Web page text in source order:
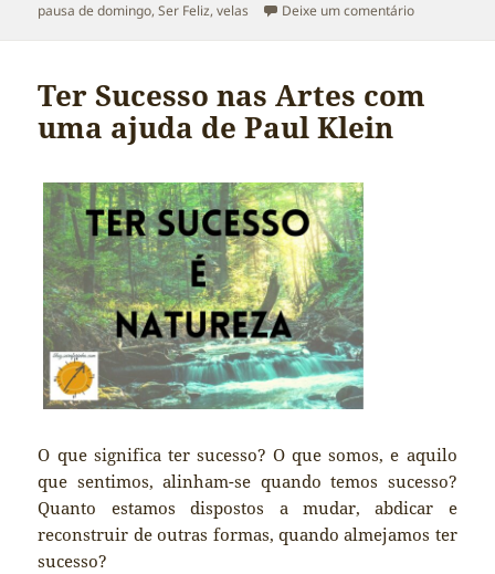
pausa de domingo,Ser Feliz,velas Deixe um comentáriosobre Muda
Ter Sucesso nas Artes com
uma ajuda de Paul Klein
O que significa ter sucesso? O que somos, e aquilo
que sentimos, alinham-se quando temos sucesso?
Quanto estamos dispostos a mudar, abdicar e
reconstruir de outras formas, quando almejamos ter
sucesso?